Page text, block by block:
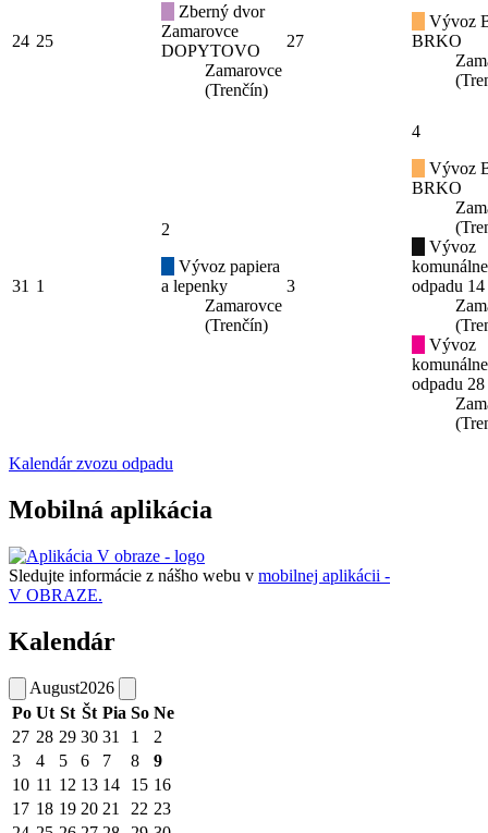
24 25
Zberný dvor
Zamarovce
DOPYTOVO
Zamarovce
(Trenčín)
27
Vývoz
BRKO
31 1
2
Vývoz papiera
a lepenky
Zamarovce
(Trenčín)
3
4
Vývoz
BRKO
Vývoz
odpadu
Vývoz
odpadu
Kalendár zvozu odpadu
Mobilná aplikácia
Sledujte informácie z nášho webu v mobilnej aplikácii -
V OBRAZE.
Kalendár
August2026
Po Ut St Št Pia So Ne
27 28 29 30 31 1
2
3
4 5 6 7 8
9
10 11 12 13 14 15 16
17 18 19 20 21 22 23